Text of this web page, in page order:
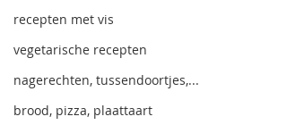
recepten met vis
vegetarische recepten
nagerechten, tussendoortjes,...
brood, pizza, plaattaart